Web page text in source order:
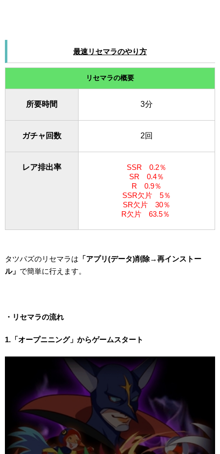
最速リセマラのやり方
リセマラの概要
所要時間 3分
ガチャ回数 2回
レア排出率
SSR 0.2％
SR 0.4％
R 0.9％
SSR欠片 5％
SR欠片 30％
R欠片 63.5％
タツパズのリセマラは 「アプリ(データ)削除→再インストー
ル」 で簡単に行えます。
・リセマラの流れ
1.「オープニニング」からゲームスタート